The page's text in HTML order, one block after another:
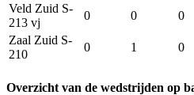
Veld Zuid S-
213 vj
0 0 0
Zaal Zuid S-
210
0 1 0
Overzicht van de wedstrijden op